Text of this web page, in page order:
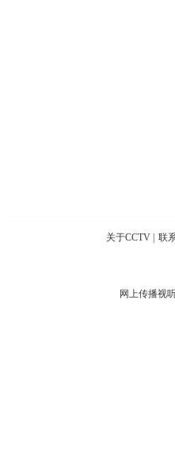
关于CCTV 联
网上传播视